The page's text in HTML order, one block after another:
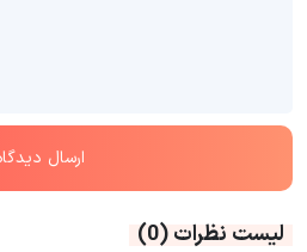
لیست نظرات(0)